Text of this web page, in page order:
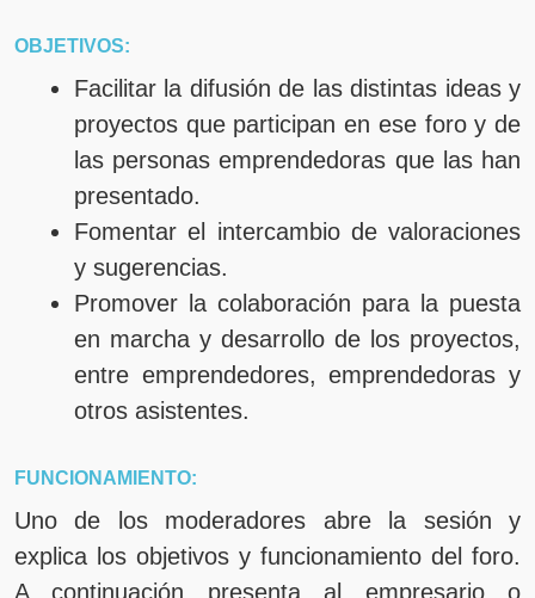
OBJETIVOS:
Facilitar la difusión de las distintas ideas y
proyectos que participan en ese foro y de
las personas emprendedoras que las han
presentado.
Fomentar el intercambio de valoraciones
y sugerencias.
Promover la colaboración para la puesta
en marcha y desarrollo de los proyectos,
entre emprendedores, emprendedoras y
otros asistentes.
FUNCIONAMIENTO:
Uno de los moderadores abre la sesión y
explica los objetivos y funcionamiento del foro.
A continuación presenta al empresario o